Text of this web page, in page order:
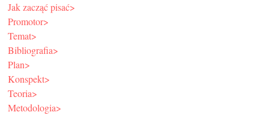
Jak zacząć pisać>
Promotor>
Temat>
Bibliografia>
Plan>
Konspekt>
Teoria>
Metodologia>